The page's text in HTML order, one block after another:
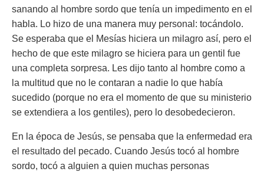
sanando al hombre sordo que tenía un impedimento en el
habla. Lo hizo de una manera muy personal: tocándolo.
Se esperaba que el Mesías hiciera un milagro así, pero el
hecho de que este milagro se hiciera para un gentil fue
una completa sorpresa. Les dijo tanto al hombre como a
la multitud que no le contaran a nadie lo que había
sucedido (porque no era el momento de que su ministerio
se extendiera a los gentiles), pero lo desobedecieron.
En la época de Jesús, se pensaba que la enfermedad era
el resultado del pecado. Cuando Jesús tocó al hombre
sordo, tocó a alguien a quien muchas personas